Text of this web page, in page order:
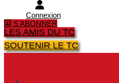
Connexion
S'ABONNER
LES AMIS DU TC
SOUTENIR LE TC